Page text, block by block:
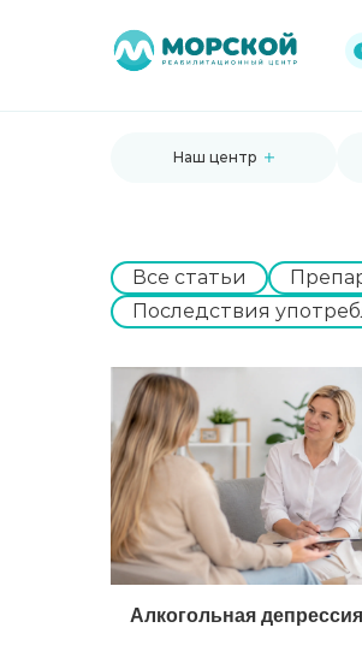
Наш центр
Все статьи
Последствия
Алкогольная депрессия